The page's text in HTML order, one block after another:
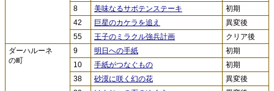
8
美味なるサボテンステーキ
初期
42
巨星のカケラを追え
異変後
55
王子のミラクル強兵計画
クリア後
ダーハルーネ
の町
9 明日への手紙
初期
10
手紙がつなぐもの
初期
38
砂漠に咲く幻の花
異変後